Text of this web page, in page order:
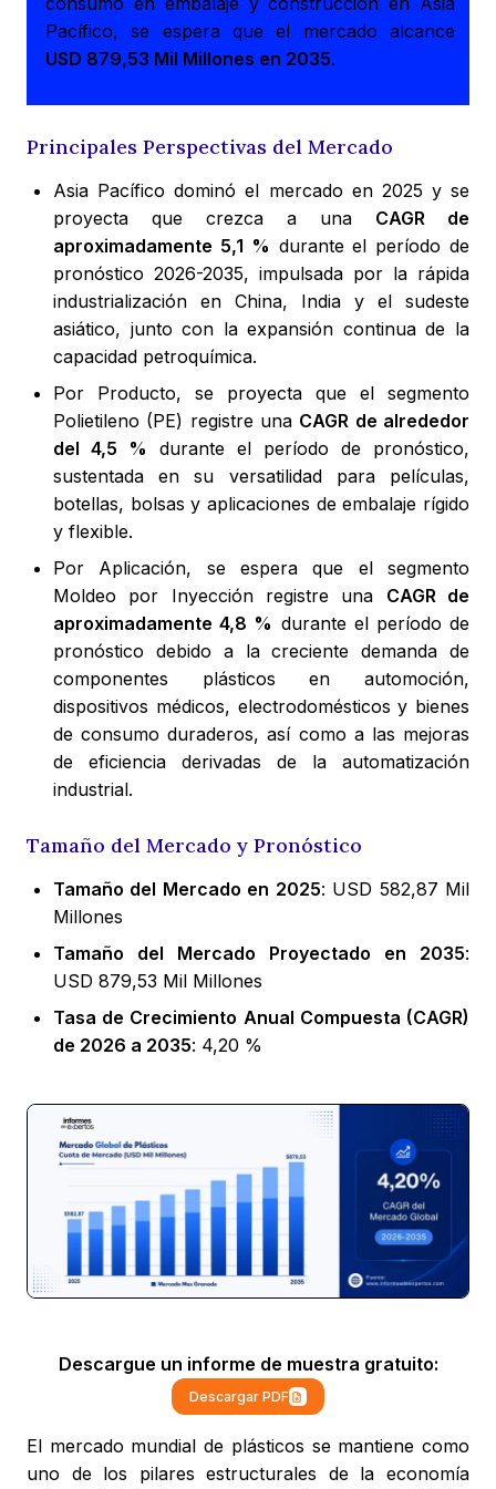
Pacífico, se espera que el mercado alcance
USD 879,53 Mil Millones en 2035.
Principales Perspectivas del Mercado
Asia Pacífico dominó el mercado en 2025 y se
proyecta que crezca a una CAGR de
aproximadamente 5,1 % durante el período de
pronóstico 2026-2035, impulsada por la rápida
industrialización en China, India y el sudeste
asiático, junto con la expansión continua de la
capacidad petroquímica.
Por Producto, se proyecta que el segmento
Polietileno (PE) registre una CAGR de alrededor
del 4,5 % durante el período de pronóstico,
sustentada en su versatilidad para películas,
botellas, bolsas y aplicaciones de embalaje rígido
y flexible.
Por Aplicación, se espera que el segmento
Moldeo por Inyección registre una CAGR de
aproximadamente 4,8 % durante el período de
pronóstico debido a la creciente demanda de
componentes plásticos en automoción,
dispositivos médicos, electrodomésticos y bienes
de consumo duraderos, así como a las mejoras
de eficiencia derivadas de la automatización
industrial.
Tamaño del Mercado y Pronóstico
Tamaño del Mercado en 2025: USD 582,87 Mil
Millones
Tamaño del Mercado Proyectado en 2035:
USD 879,53 Mil Millones
Tasa de Crecimiento Anual Compuesta (CAGR)
de 2026 a 2035: 4,20 %
Descargue un informe de muestra gratuito:
Descargar PDF
El mercado mundial de plásticos se mantiene como
uno de los pilares estructurales de la economía